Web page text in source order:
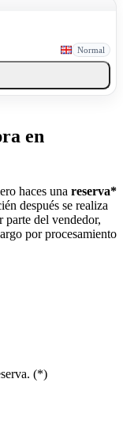
Normal
en
haces una reserva*
después se realiza
parte del vendedor,
por procesamiento
(*)